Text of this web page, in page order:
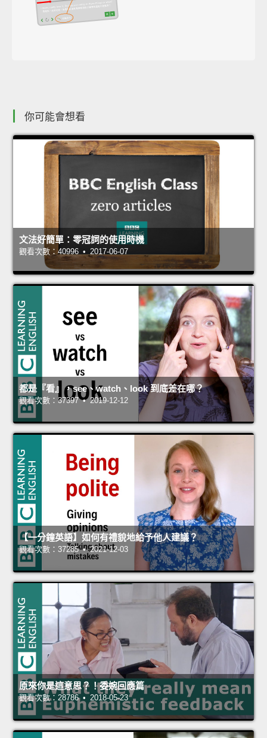
你可能會想看
文法好簡單：零冠詞的使用時機
觀看次數：40996 • 2017-06-07
都是『看』，see、watch、look 到底差在哪？
觀看次數：37397 • 2019-12-12
【一分鐘英語】如何有禮貌地給予他人建議？
觀看次數：37285 • 2021-12-03
原來你是這意思？！委婉回應篇
觀看次數：28786 • 2018-05-23